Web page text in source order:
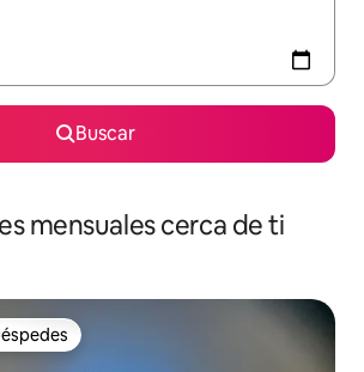
Buscar
mensuales cerca de ti